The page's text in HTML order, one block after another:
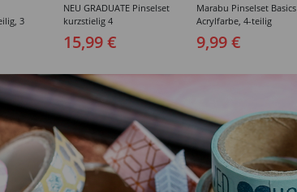
3
NEU GRADUATE Pinselset
kurzstielig 4
15,99 €
Marabu Pinselset Basics
Acrylfarbe, 4-teilig
9,99 €